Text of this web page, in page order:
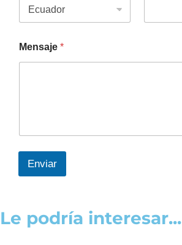
Mensaje *
Enviar
Le podría interesar...